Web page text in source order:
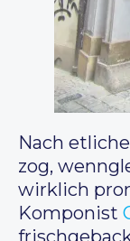
Nach
zog,
wirklich
Komponist